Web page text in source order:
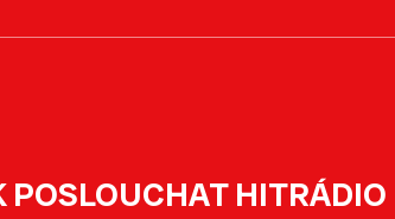
POSLOUCHAT HITRÁDIO